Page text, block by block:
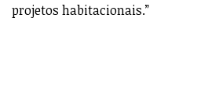
projetos habitacionais.”